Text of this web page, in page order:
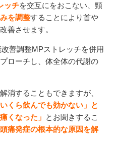
ッチを交互にをおこない、頸
を調整することにより首や
善させます。
善調整MPストレッチを併用
ローチし、体全体の代謝の
消することもできますが、
いくら飲んでも効かない」と
くなった」 とお聞きするこ
頭痛発症の根本的な原因を解